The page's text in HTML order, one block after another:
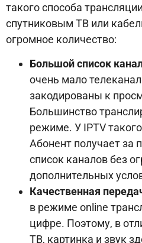
такого способа
спутниковым ТВ или
огромное количество:
Большой список
очень мало
закодированы к
Большинство
режиме. У IPTV
Абонент получает за
список каналов без
дополнительных
Качественная
в режиме online
цифре. Поэтому, в
ТВ, картинка и звук